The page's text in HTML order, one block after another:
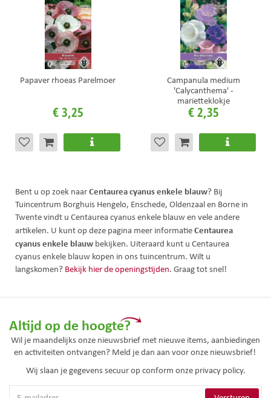
Papaver rhoeas Parelmoer
€3,25
Campanula medium
'Calycanthema' -
marietteklokje
€2,35
Bent u op zoek naarCentaurea cyanus enkele blauw? Bij
Tuincentrum Borghuis Hengelo, Enschede, Oldenzaal en Borne in
Twente vindt u Centaurea cyanus enkele blauw en vele andere
artikelen. U kunt op deze pagina meer informatieCentaurea
cyanus enkele blauw bekijken. Uiteraard kunt u Centaurea
cyanus enkele blauw kopen in ons tuincentrum. Wilt u
langskomen? Bekijk hier de openingstijden. Graag tot snel!
Altijd op de hoogte?
Wil je maandelijks onze nieuwsbrief met nieuwe items, aanbiedingen
en activiteiten ontvangen? Meld je dan aan voor onze nieuwsbrief!
Wij slaan je gegevens secuur op conform onze privacy policy.